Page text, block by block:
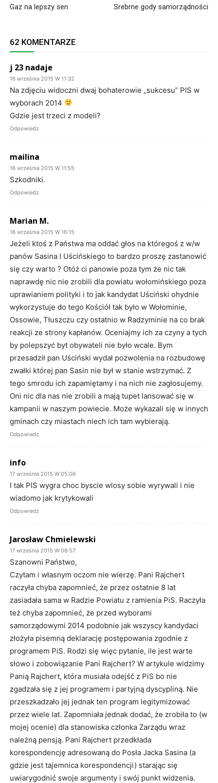
Gaz na lepszy sen Srebrne gody samorządności
62 KOMENTARZE
j 23 nadaje
16 września 2015 W 11:32
Na zdjęciu widoczni dwaj bohaterowie „sukcesu” PIS w
wyborach 2014
Gdzie jest trzeci z modeli?
Odpowiedz
mailina
16 września 2015 W 11:55
Szkodniki.
Odpowiedz
Marian M.
16 września 2015 W 16:15
Jeżeli ktoś z Państwa ma oddać głos na któregoś z w/w
panów Sasina I Uścińskiego to bardzo proszę zastanowić
się czy warto ? Otóż ci panowie poza tym że nic tak
naprawdę nic nie zrobili dla powiatu wołomińskiego poza
uprawianiem polityki i to jak kandydat Uściński ohydnie
wykorzystuje do tego Kościół tak było w Wołominie,
Ossowie, Tłuszczu czy ostatnio w Radzyminie na co brak
reakcji ze strony kapłanów. Oceniajmy ich za czyny a tych
by polepszyć byt obywateli nie było wcale. Bym
przesadził pan Uściński wydał pozwolenia na rozbudowę
zwałki której pan Sasin nie był w stanie wstrzymać. Z
tego smrodu ich zapamiętamy i na nich nie zagłosujemy.
Oni nic dla nas nie zrobili a mają tupet lansować się w
kampanii w naszym powiecie. Może wykazali się w innych
gminach czy miastach niech ich tam wybierają.
Odpowiedz
info
17 września 2015 W 05:06
I tak PIS wygra choc byscie wlosy sobie wyrywali i nie
wiadomo jak krytykowali
Odpowiedz
Jarosław Chmielewski
17 września 2015 W 08:57
Szanowni Państwo,
Czytam i własnym oczom nie wierzę. Pani Rajchert
raczyła chyba zapomnieć, że przez ostatnie 8 lat
zasiadała sama w Radzie Powiatu z ramienia PiS. Raczyła
też chyba zapomnieć, że przed wyborami
samorządowymi 2014 podobnie jak wszyscy kandydaci
złożyła pisemną deklarację postępowania zgodnie z
programem PiS. Rodzi się więc pytanie, ile jest warte
słowo i zobowiązanie Pani Rajchert? W artykule widzimy
Panią Rajchert, która musiała odejść z PiS bo nie
zgadzała się z jej programem i partyjną dyscypliną. Nie
przeszkadzało jej jednak ten program legitymizować
przez wiele lat. Zapomniała jednak dodać, że zrobiła to (w
mojej ocenie) dla stanowiska członka Zarządu wraz
należną pensją. Pani Rajchert przedkłada
korespondencję adresowaną do Posła Jacka Sasina (a
gdzie jest tajemnica korespondencji) starając się
uwiarygodnić swoje argumenty i swój punkt widzenia.